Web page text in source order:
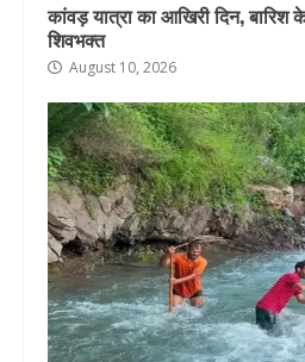
कांवड़ यात्रा का आखिरी दिन,
शिवभक्त
August 10, 2026